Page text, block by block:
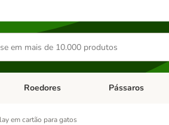
Vet.
Abrir menu de categoria: Antiparasitários
Roedores Abrir menu de
Pássaros
em cartão para gatos